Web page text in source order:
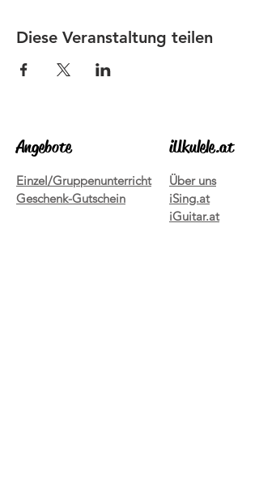
Diese Veranstaltung teilen
Angebote
Einzel/Gruppenunterricht
Geschenk-Gutschein
iUkulele.at
Über uns
iSing.at
iGuitar.at